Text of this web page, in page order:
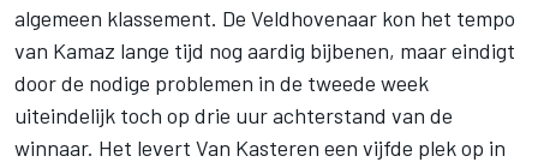
algemeen klassement. De Veldhovenaar kon het tempo
van Kamaz lange tijd nog aardig bijbenen, maar eindigt
door de nodige problemen in de tweede week
uiteindelijk toch op drie uur achterstand van de
winnaar. Het levert Van Kasteren een vijfde plek op in